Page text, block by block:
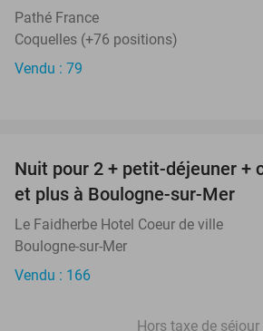
Pathé France
Coquelles (+76 positions)
Vendu : 79
Nuit pour 2 + petit-déjeuner +
et plus à Boulogne-sur-Mer
Le Faidherbe Hotel Coeur de ville
Boulogne-sur-Mer
Vendu : 166
Hors taxe de